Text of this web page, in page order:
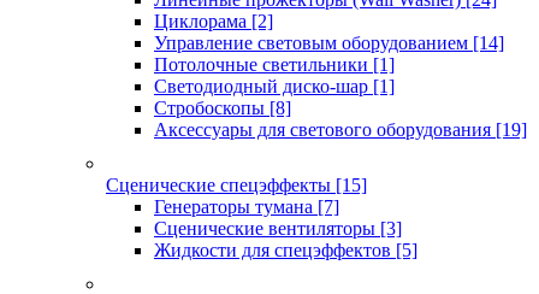
Циклорама [2]
Управление световым оборудованием [14]
Потолочные светильники [1]
Светодиодный диско-шар [1]
Стробоскопы [8]
Аксессуары для светового оборудования [19]
Сценические спецэффекты [15]
Генераторы тумана [7]
Сценические вентиляторы [3]
Жидкости для спецэффектов [5]